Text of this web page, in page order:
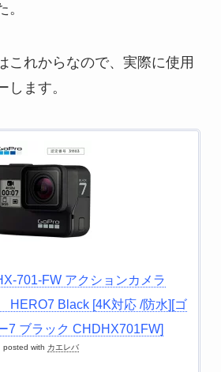
これからなので、実際に使用
します。
701-FW アクションカメラ
HERO7 Black [4K対応 /防水][ゴ
7 ブラック CHDHX701FW]
posted with カエレバ